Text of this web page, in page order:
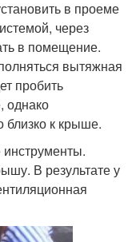
в проеме
через
в помещение.
вытяжная
пробить
однако
близко к крыше.
В результате у